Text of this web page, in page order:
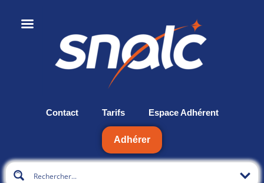
Contact Tarifs Espace Adhérent
Adhérer